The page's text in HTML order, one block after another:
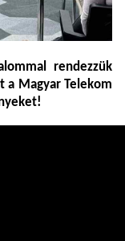
rendezzük
a Magyar Telekom